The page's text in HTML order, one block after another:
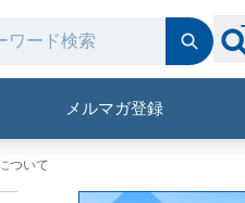
メルマガ登録
ついて